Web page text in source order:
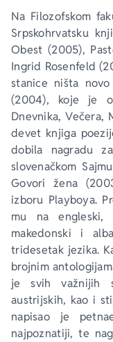
Na Filozofskom
Srpskohrvatsku
Obest (2005),
Ingrid Rosenfeld
stanice ništa novo
(2004), koje je
Dnevnika, Večera,
devet knjiga
dobila nagradu
slovenačkom
Govori žena
izboru Playboya.
mu na engleski,
makedonski i
tridesetak jezika.
brojnim
je svih važnijih
austrijskih, kao i
napisao je
najpoznatiji, te